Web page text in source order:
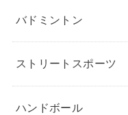
バドミントン
ストリートスポーツ
ハンドボール